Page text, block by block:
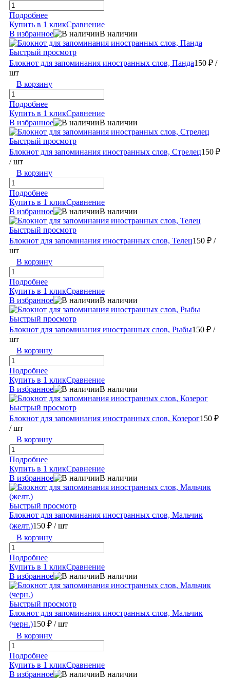
Подробнее
Купить в 1 кликСравнение
В избранное
В наличии
Быстрый просмотр
Блокнот для запоминания иностранных слов, Панда150 ₽ /
шт
В корзину
Подробнее
Купить в 1 кликСравнение
В избранное
В наличии
Быстрый просмотр
Блокнот для запоминания иностранных слов, Стрелец150 ₽
/ шт
В корзину
Подробнее
Купить в 1 кликСравнение
В избранное
В наличии
Быстрый просмотр
Блокнот для запоминания иностранных слов, Телец150 ₽ /
шт
В корзину
Подробнее
Купить в 1 кликСравнение
В избранное
В наличии
Быстрый просмотр
Блокнот для запоминания иностранных слов, Рыбы150 ₽ /
шт
В корзину
Подробнее
Купить в 1 кликСравнение
В избранное
В наличии
Быстрый просмотр
Блокнот для запоминания иностранных слов, Козерог150 ₽
/ шт
В корзину
Подробнее
Купить в 1 кликСравнение
В избранное
В наличии
Быстрый просмотр
Блокнот для запоминания иностранных слов, Мальчик
(желт.)150 ₽ / шт
В корзину
Подробнее
Купить в 1 кликСравнение
В избранное
В наличии
Быстрый просмотр
Блокнот для запоминания иностранных слов, Мальчик
(черн.)150 ₽ / шт
В корзину
Подробнее
Купить в 1 кликСравнение
В избранное
В наличии